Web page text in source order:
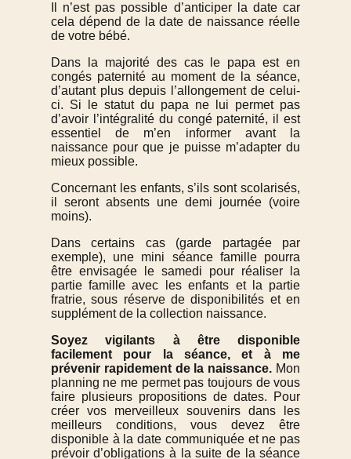
Il n’est pas possible d’anticiper la date car
cela dépend de la date de naissance réelle
de votre bébé.
Dans la majorité des cas le papa est en
congés paternité au moment de la séance,
d’autant plus depuis l’allongement de celui-
ci. Si le statut du papa ne lui permet pas
d’avoir l’intégralité du congé paternité, il est
essentiel de m’en informer avant la
naissance pour que je puisse m’adapter du
mieux possible.
Concernant les enfants, s’ils sont scolarisés,
il seront absents une demi journée (voire
moins).
Dans certains cas (garde partagée par
exemple), une mini séance famille pourra
être envisagée le samedi pour réaliser la
partie famille avec les enfants et la partie
fratrie, sous réserve de disponibilités et en
supplément de la collection naissance.
Soyez vigilants à être disponible
facilement pour la séance, et à me
prévenir rapidement de la naissance. Mon
planning ne me permet pas toujours de vous
faire plusieurs propositions de dates. Pour
créer vos merveilleux souvenirs dans les
meilleurs conditions, vous devez être
disponible à la date communiquée et ne pas
prévoir d’obligations à la suite de la séance